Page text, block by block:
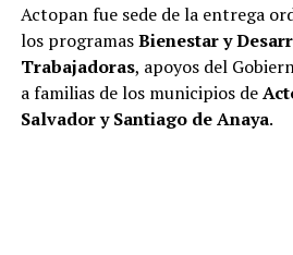
Actopan fue sede de la entrega
los programasBienestar y
Trabajadoras, apoyos del
a familias de los municipios de
Salvador y Santiago de Anaya.